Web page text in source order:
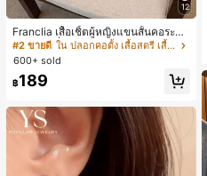
12
Franclia เสื้อเชิ้ตผู้หญิงแขนสั้นคอระบา
ยกระดุมเดี่ยวลายทาง
#2 ขายดี
ใน ปลอกคอตั้ง เสื้อสตรี เสื้อเบลาส์ & Tee
600+ sold
฿189